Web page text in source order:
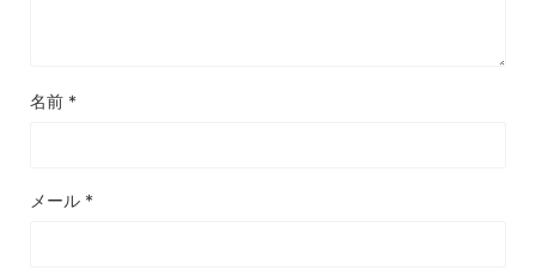
名前 *
メール *